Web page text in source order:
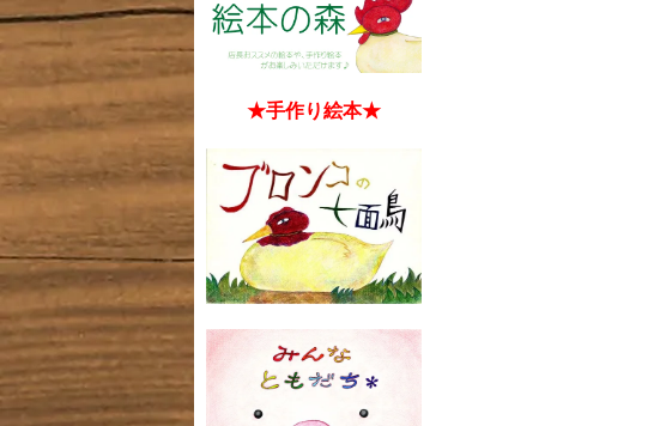
★手作り絵本★